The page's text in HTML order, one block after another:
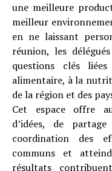
une meilleure
meilleur
en ne laissant
réunion, les
questions clés
alimentaire, à la
de la région et des
Cet espace offre
d’idées, de
coordination des
communs et
résultats